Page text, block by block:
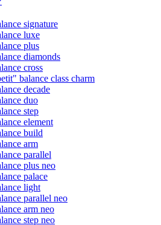
signature
luxe
plus
diamonds
cross
balance class charm
decade
duo
step
element
build
arm
parallel
plus neo
palace
light
parallel neo
arm neo
step neo